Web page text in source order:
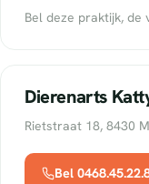
Bel deze praktijk, de
Dierenarts
Rietstraat 18, 8430
Bel